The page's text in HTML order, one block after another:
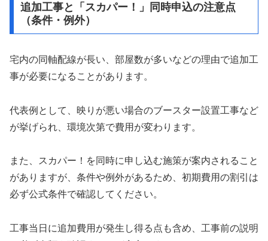
追加工事と「スカパー！」同時申込の注意点
（条件・例外）
宅内の同軸配線が長い、部屋数が多いなどの理由で追加工
事が必要になることがあります。
代表例として、映りが悪い場合のブースター設置工事など
が挙げられ、環境次第で費用が変わります。
また、スカパー！を同時に申し込む施策が案内されること
がありますが、条件や例外があるため、初期費用の割引は
必ず公式条件で確認してください。
工事当日に追加費用が発生し得る点も含め、工事前の説明